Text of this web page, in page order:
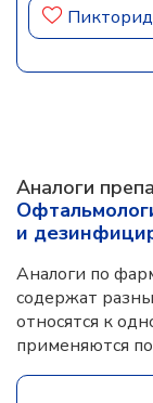
Аналоги
и
Аналоги по
содержат
относятся к
применяются